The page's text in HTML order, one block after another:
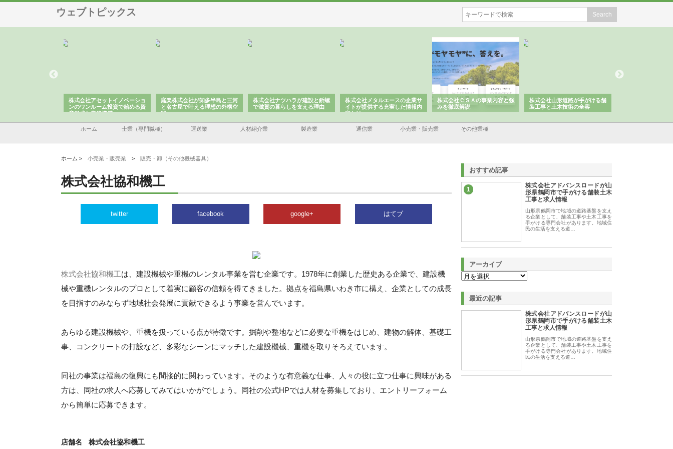
ウェブトピックス
株式会社アセットイノベーショ
ンのワンルーム投資で始める資
産形成と老後準備
庭楽株式会社が知多半島と三河
と名古屋で叶える理想の外構空
間
株式会社ナツハラが建設と鋲螺
で滋賀の暮らしを支える理由
株式会社メタルエースの企業サ
イトが提供する充実した情報内
容とは
株式会社ＣＳＡの事業内容と強
みを徹底解説
株式会社山形道路が手がける舗
装工事と土木技術の全容
ホーム 士業（専門職種） 運送業 人材紹介業 製造業 通信業 小売業・販売業 その他業種
ホーム > 小売業・販売業 > 販売・卸（その他機械器具）
株式会社協和機工
twitter facebook google+ はてブ
株式会社協和機工は、建設機械や重機のレンタル事業を営む企業です。1978年に創業した歴史ある企業で、建設機
械や重機レンタルのプロとして着実に顧客の信頼を得てきました。拠点を福島県いわき市に構え、企業としての成長
を目指すのみならず地域社会発展に貢献できるよう事業を営んでいます。
あらゆる建設機械や、重機を扱っている点が特徴です。掘削や整地などに必要な重機をはじめ、建物の解体、基礎工
事、コンクリートの打設など、多彩なシーンにマッチした建設機械、重機を取りそろえています。
同社の事業は福島の復興にも間接的に関わっています。そのような有意義な仕事、人々の役に立つ仕事に興味がある
方は、同社の求人へ応募してみてはいかがでしょう。同社の公式HPでは人材を募集しており、エントリーフォーム
から簡単に応募できます。
店舗名 株式会社協和機工
おすすめ記事
1
株式会社アドバンスロードが山
形県鶴岡市で手がける舗装土木
工事と求人情報
山形県鶴岡市で地域の道路基盤を支え
る企業として、舗装工事や土木工事を
手がける専門会社があります。地域住
民の生活を支える道…
アーカイブ
最近の記事
株式会社アドバンスロードが山
形県鶴岡市で手がける舗装土木
工事と求人情報
山形県鶴岡市で地域の道路基盤を支え
る企業として、舗装工事や土木工事を
手がける専門会社があります。地域住
民の生活を支える道…